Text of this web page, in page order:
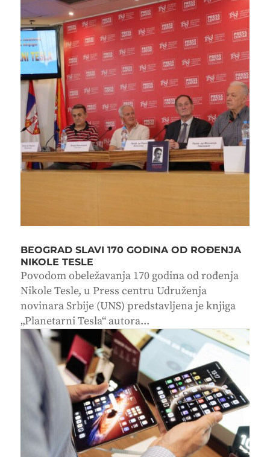
BEOGRAD SLAVI 170 GODINA OD ROĐENJA
NIKOLE TESLE
Povodom obeležavanja 170 godina od rođenja
Nikole Tesle, u Press centru Udruženja
novinara Srbije (UNS) predstavljena je knjiga
„Planetarni Tesla“ autora...